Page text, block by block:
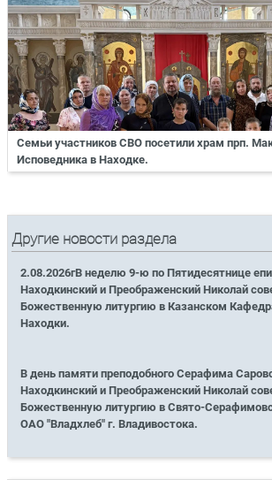
Семьи участников СВО посетили храм прп.
Исповедника в Находке.
Другие новости раздела
2.08.2026гВ неделю 9-ю по Пятидесятнице
Находкинский и Преображенский Николай
Божественную литургию в Казанском
Находки.
В день памяти преподобного Серафима
Находкинский и Преображенский Николай
Божественную литургию в Свято-
ОАО "Владхлеб" г. Владивостока.